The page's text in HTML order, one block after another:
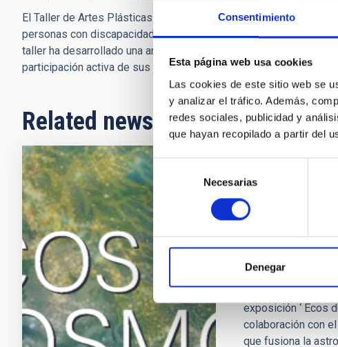
Consentimiento
Esta página web usa cookies
Las cookies de este sitio web se
y analizar el tráfico. Además,
redes sociales, publicidad y
que hayan recopilado a partir del
de
consentimiento
Necesarias
Denegar
El Taller de Artes Plásticas Giro-Arte fue creado por Sinpromi
personas con discapacidad intelectual al arte y la cultura como
taller ha desarrollado una amplia trayectoria de exposiciones,
participación activa de sus artistas y el desarrollo de un lenguaje
Related news
El Museo de
de
Cosmos’,
ancestrales
El Museo de la
de Museos y
exposición ‘ Ecos
colaboración con
que fusiona la